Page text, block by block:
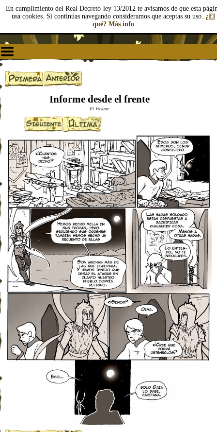
En cumplimiento del Real Decreto-ley 13/2012 te avisamos de que esta
usa cookies. Si continúas navegando consideramos que aceptas su uso. ¿El
qué? Más info
Informe desde el frente
El Vosque